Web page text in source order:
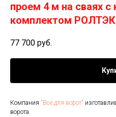
проем 4 м на сваях
комплектом
77 700 руб.
Компания "Все для ворот"
ворота.